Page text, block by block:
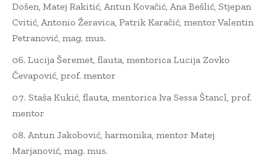
Došen, Matej Rakitić, Antun Kovačić, Ana Bešlić, Stjepan
Cvitić, Antonio Žeravica, Patrik Karačić, mentor Valentin
Petranović, mag. mus.
Lucija Šeremet, flauta, mentorica Lucija Zovko
Čevapović, prof. mentor
Staša Kukić, flauta, mentorica Iva Sessa Štancl, prof.
mentor
Antun Jakobović, harmonika, mentor Matej
Marjanović, mag. mus.